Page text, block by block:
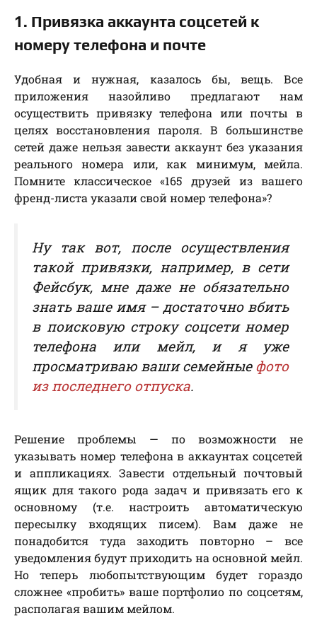
1. Привязка аккаунта соцсетей к
номеру телефона и почте
Удобная и нужная, казалось бы, вещь. Все
приложения назойливо предлагают нам
осуществить привязку телефона или почты в
целях восстановления пароля. В большинстве
сетей даже нельзя завести аккаунт без указания
реального номера или, как минимум, мейла.
Помните классическое «165 друзей из вашего
френд-листа указали свой номер телефона»?
Ну так вот, после осуществления
такой привязки, например, в сети
Фейсбук, мне даже не обязательно
знать ваше имя – достаточно вбить
в поисковую строку соцсети номер
телефона или мейл, и я уже
просматриваю ваши семейные фото
из последнего отпуска.
Решение проблемы — по возможности не
указывать номер телефона в аккаунтах соцсетей
и аппликациях. Завести отдельный почтовый
ящик для такого рода задач и привязать его к
основному (т.е. настроить автоматическую
пересылку входящих писем). Вам даже не
понадобится туда заходить повторно – все
уведомления будут приходить на основной мейл.
Но теперь любопытствующим будет гораздо
сложнее «пробить» ваше портфолио по соцсетям,
располагая вашим мейлом.